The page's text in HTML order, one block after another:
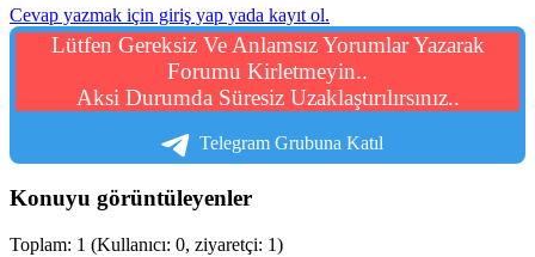
Cevap yazmak için giriş yap yada kayıt ol.
Lütfen Gereksiz Ve Anlamsız Yorumlar Yazarak
Forumu Kirletmeyin..
Aksi Durumda Süresiz Uzaklaştırılırsınız..
Telegram Grubuna Katıl
Konuyu görüntüleyenler
Toplam: 1 (Kullanıcı: 0, ziyaretçi: 1)